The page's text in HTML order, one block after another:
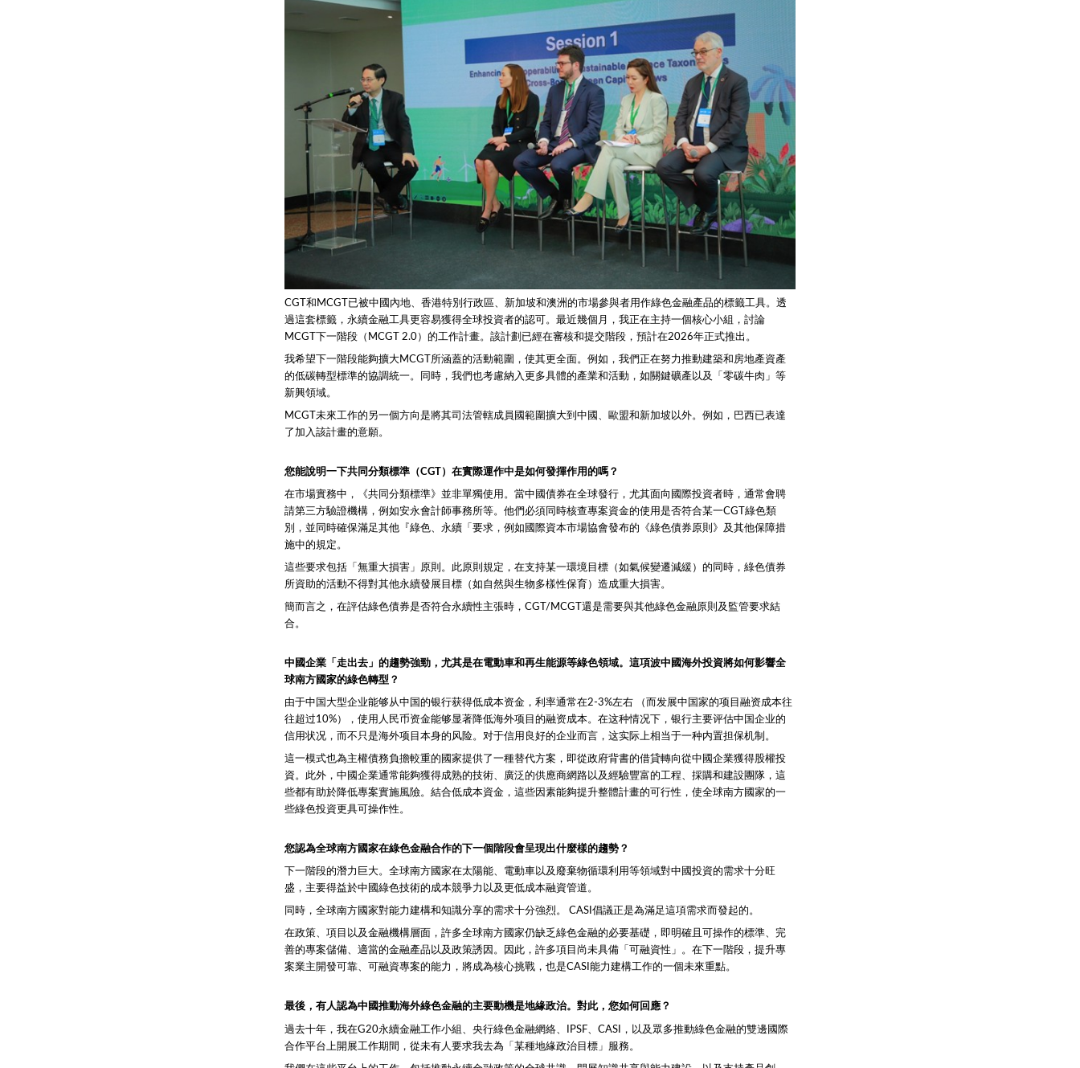
CGT和MCGT已被中國內地、香港特別行政區、新加坡和澳洲的市場參與者用作綠色金融產品的標籤工具。透
過這套標籤，永續金融工具更容易獲得全球投資者的認可。最近幾個月，我正在主持一個核心小組，討論
MCGT下一階段（MCGT 2.0）的工作計畫。該計劃已經在審核和提交階段，預計在2026年正式推出。
我希望下一階段能夠擴大MCGT所涵蓋的活動範圍，使其更全面。例如，我們正在努力推動建築和房地產資產
的低碳轉型標準的協調統一。同時，我們也考慮納入更多具體的產業和活動，如關鍵礦產以及「零碳牛肉」等
新興領域。
MCGT未來工作的另一個方向是將其司法管轄成員國範圍擴大到中國、歐盟和新加坡以外。例如，巴西已表達
了加入該計畫的意願。
您能說明一下共同分類標準（CGT）在實際運作中是如何發揮作用的嗎？
在市場實務中，《共同分類標準》並非單獨使用。當中國債券在全球發行，尤其面向國際投資者時，通常會聘
請第三方驗證機構，例如安永會計師事務所等。他們必須同時核查專案資金的使用是否符合某一CGT綠色類
別，並同時確保滿足其他『綠色、永續「要求，例如國際資本市場協會發布的《綠色債券原則》及其他保障措
施中的規定。
這些要求包括「無重大損害」原則。此原則規定，在支持某一環境目標（如氣候變遷減緩）的同時，綠色債券
所資助的活動不得對其他永續發展目標（如自然與生物多樣性保育）造成重大損害。
簡而言之，在評估綠色債券是否符合永續性主張時，CGT/MCGT還是需要與其他綠色金融原則及監管要求結
合。
中國企業「走出去」的趨勢強勁，尤其是在電動車和再生能源等綠色領域。這項波中國海外投資將如何影響全
球南方國家的綠色轉型？
由于中国大型企业能够从中国的银行获得低成本资金，利率通常在2-3%左右 （而发展中国家的项目融资成本往
往超过10%），使用人民币资金能够显著降低海外项目的融资成本。在这种情况下，银行主要评估中国企业的
信用状况，而不只是海外项目本身的风险。对于信用良好的企业而言，这实际上相当于一种内置担保机制。
這一模式也為主權債務負擔較重的國家提供了一種替代方案，即從政府背書的借貸轉向從中國企業獲得股權投
資。此外，中國企業通常能夠獲得成熟的技術、廣泛的供應商網路以及經驗豐富的工程、採購和建設團隊，這
些都有助於降低專案實施風險。結合低成本資金，這些因素能夠提升整體計畫的可行性，使全球南方國家的一
些綠色投資更具可操作性。
您認為全球南方國家在綠色金融合作的下一個階段會呈現出什麼樣的趨勢？
下一階段的潛力巨大。全球南方國家在太陽能、電動車以及廢棄物循環利用等領域對中國投資的需求十分旺
盛，主要得益於中國綠色技術的成本競爭力以及更低成本融資管道。
同時，全球南方國家對能力建構和知識分享的需求十分強烈。 CASI倡議正是為滿足這項需求而發起的。
在政策、項目以及金融機構層面，許多全球南方國家仍缺乏綠色金融的必要基礎，即明確且可操作的標準、完
善的專案儲備、適當的金融產品以及政策誘因。因此，許多項目尚未具備「可融資性」。在下一階段，提升專
案業主開發可靠、可融資專案的能力，將成為核心挑戰，也是CASI能力建構工作的一個未來重點。
最後，有人認為中國推動海外綠色金融的主要動機是地緣政治。對此，您如何回應？
過去十年，我在G20永續金融工作小組、央行綠色金融網絡、IPSF、CASI，以及眾多推動綠色金融的雙邊國際
合作平台上開展工作期間，從未有人要求我去為「某種地緣政治目標」服務。